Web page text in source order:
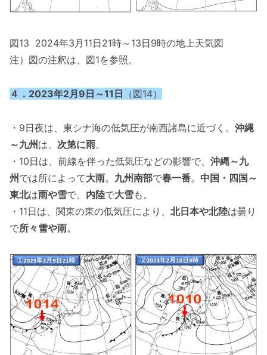
図13 2024年3月11日21時～13日9時の地上天気図
注）図の注釈は、図1を参照。
４．2023年2月9日～11日 （図14）
・9日夜は、東シナ海の低気圧が南西諸島に近づく。 沖縄
～九州 は、 次第に雨。
・10日は、前線を伴った低気圧などの影響で、 沖縄～九
州 では所によって大雨。 九州南部で春一番。 中国・四国～
東北は雨や雪で、 内陸で大雪も。
・11日は、関東の東の低気圧により、 北日本や北陸は曇り
で所々雪や雨。